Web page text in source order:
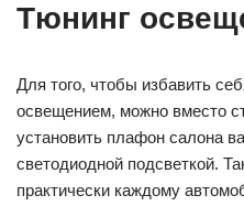
Тюнинг
Для того, чтобы избавить
освещением, можно вместо
установить плафон салона
светодиодной подсветкой.
практически каждому